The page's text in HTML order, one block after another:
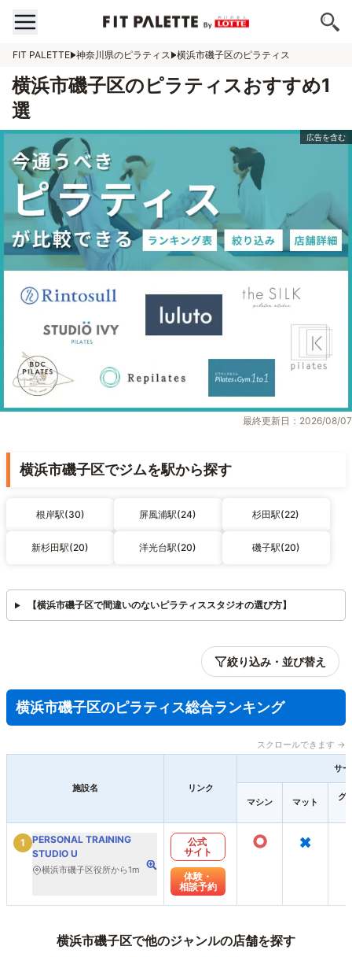
FIT PALETTE 神奈川県のピラティス 横浜市磯子区のピラティス
横浜市磯子区のピラティスおすすめ1
選
最終更新日：2026/08/07
横浜市磯子区でジムを駅から探す
根岸駅(30) 屏風浦駅(24) 杉田駅(22)
新杉田駅(20) 洋光台駅(20) 磯子駅(20)
【横浜市磯子区で間違いのないピラティススタジオの選び方】
絞り込み・並び替え
横浜市磯子区のピラティス総合ランキング
スクロールできます →
施設名 リンク
サ
マシン マット
グ
1
PERSONAL TRAINING
STUDIO U
横浜市磯子区役所から1m
公式
サイト
体験・
相談予約
○ ×
横浜市磯子区で他のジャンルの店舗を探す